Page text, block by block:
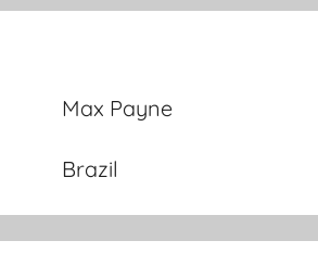
Max Payne
Brazil